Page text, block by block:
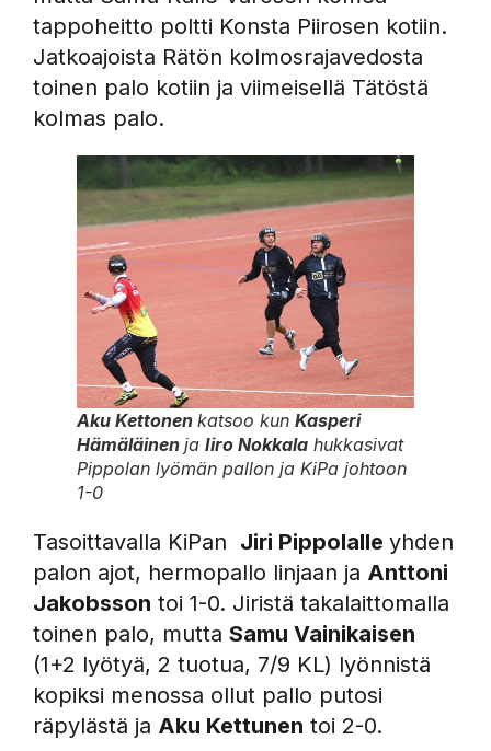
tappoheitto poltti Konsta Piirosen kotiin.
Jatkoajoista Rätön kolmosrajavedosta
toinen palo kotiin ja viimeisellä Tätöstä
kolmas palo.
Aku Kettonen katsoo kun Kasperi
Hämäläinen ja Iiro Nokkala hukkasivat
Pippolan lyömän pallon ja KiPa johtoon
1-0
Tasoittavalla KiPan Jiri Pippolalle yhden
palon ajot, hermopallo linjaan ja Anttoni
Jakobsson toi 1-0. Jiristä takalaittomalla
toinen palo, mutta Samu Vainikaisen
(1+2 lyötyä, 2 tuotua, 7/9 KL) lyönnistä
kopiksi menossa ollut pallo putosi
räpylästä ja Aku Kettunen toi 2-0.